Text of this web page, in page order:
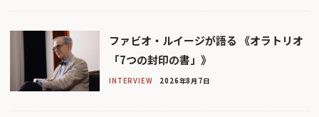
ファビオ・ルイージが語る 《オラトリオ
「7つの封印の書」》
INTERVIEW 2026年8月7日